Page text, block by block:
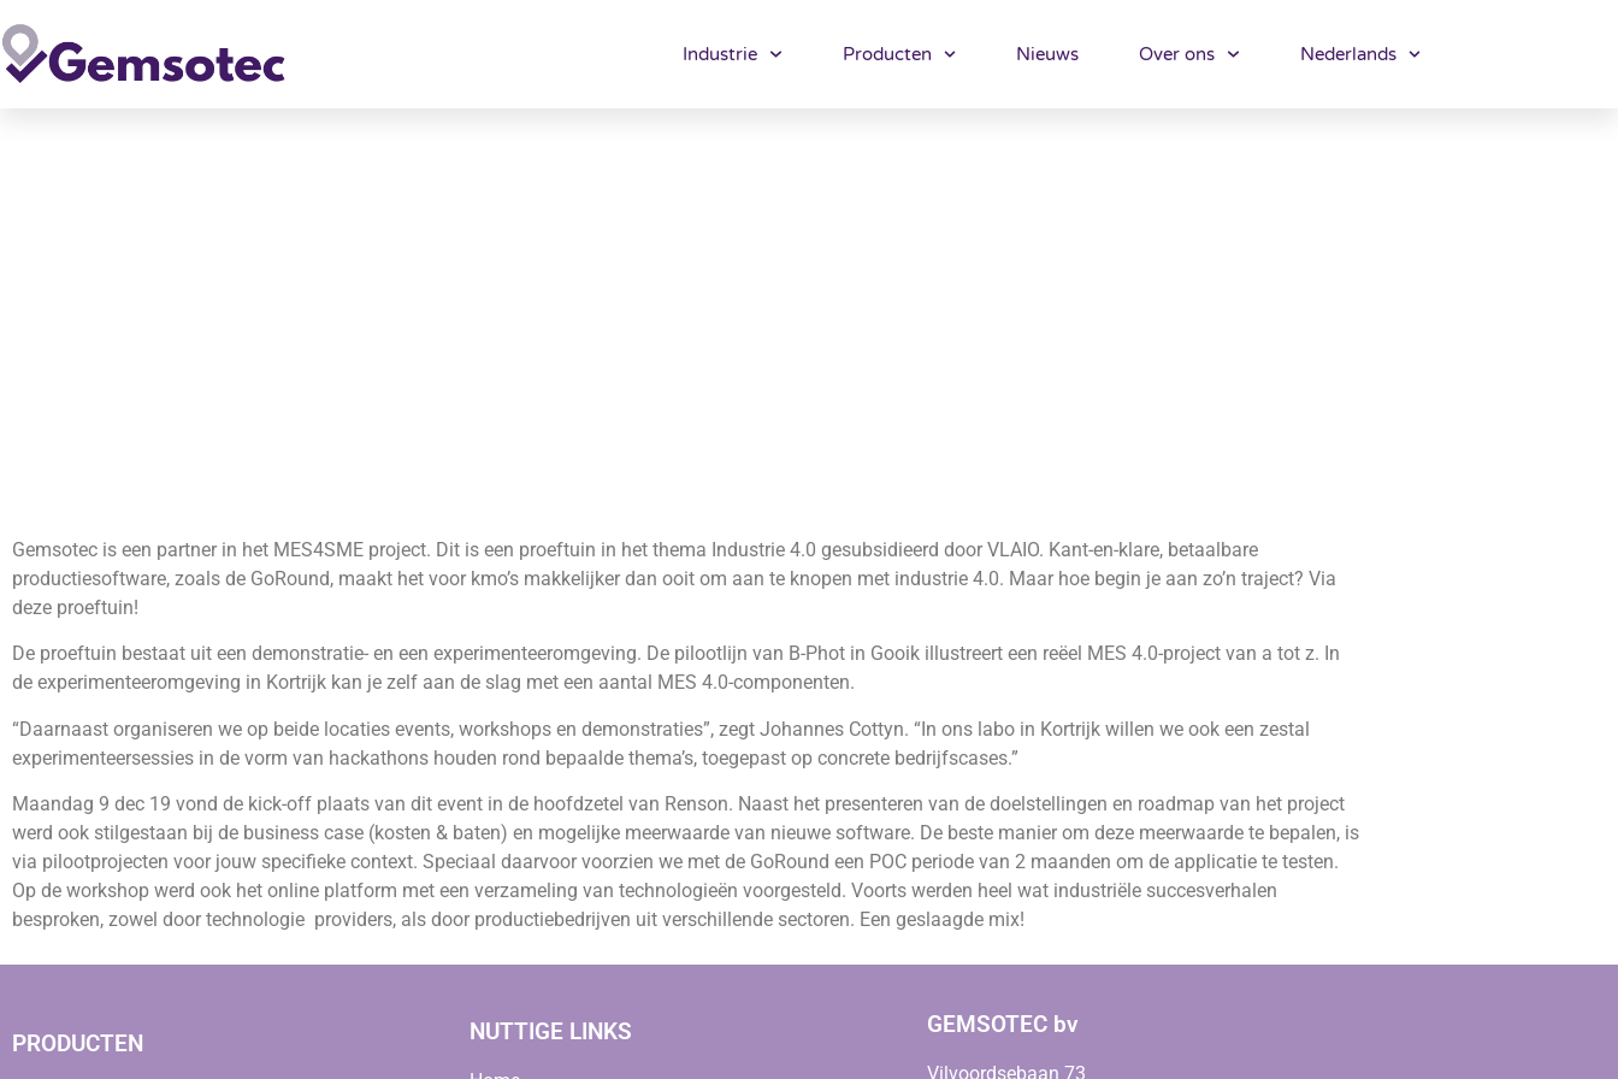
Industrie Producten Nieuws Over ons Nederlands
Gemsotec is een partner in het MES4SME project. Dit is een proeftuin in het thema Industrie 4.0 gesubsidieerd door VLAIO. Kant-en-klare, betaalbare
productiesoftware, zoals de GoRound, maakt het voor kmo’s makkelijker dan ooit om aan te knopen met industrie 4.0. Maar hoe begin je aan zo’n traject? Via
deze proeftuin!
De proeftuin bestaat uit een demonstratie- en een experimenteeromgeving. De pilootlijn van B-Phot in Gooik illustreert een reëel MES 4.0-project van a tot z. In
de experimenteeromgeving in Kortrijk kan je zelf aan de slag met een aantal MES 4.0-componenten.
“Daarnaast organiseren we op beide locaties events, workshops en demonstraties”, zegt Johannes Cottyn. “In ons labo in Kortrijk willen we ook een zestal
experimenteersessies in de vorm van hackathons houden rond bepaalde thema’s, toegepast op concrete bedrijfscases.”
Maandag 9 dec 19 vond de kick-off plaats van dit event in de hoofdzetel van Renson. Naast het presenteren van de doelstellingen en roadmap van het project
werd ook stilgestaan bij de business case (kosten & baten) en mogelijke meerwaarde van nieuwe software. De beste manier om deze meerwaarde te bepalen, is
via pilootprojecten voor jouw specifieke context. Speciaal daarvoor voorzien we met de GoRound een POC periode van 2 maanden om de applicatie te testen.
Op de workshop werd ook het online platform met een verzameling van technologieën voorgesteld. Voorts werden heel wat industriële succesverhalen
besproken, zowel door technologie providers, als door productiebedrijven uit verschillende sectoren. Een geslaagde mix!
PRODUCTEN NUTTIGE LINKS GEMSOTEC bv
Vilvoordsebaan 73